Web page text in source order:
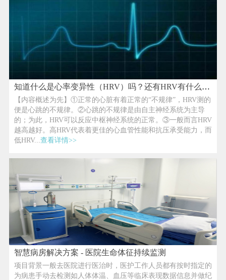
知道什么是心率变异性（HRV）吗？还有HRV有什么用处
【内容概述为先】①正常的心脏有着正常的“不规律”，HRV测的
便是心跳的不规律。②心跳的不规律是由自主神经系统为主导
的；为此，HRV可以反应中枢神经系统的正常。③一般而言HRV
越高越好。高HRV代表着更佳的心血管性能和抗压承受能力，而
低HRV...查看详情>>
智慧病房解决方案 - 医院生命体征持续监测
项目背景一般去医院进行医治时，医护工作人员都有按时指定的
为病患手动去检测如人体体温、血压等临床表现数据信息并做纪